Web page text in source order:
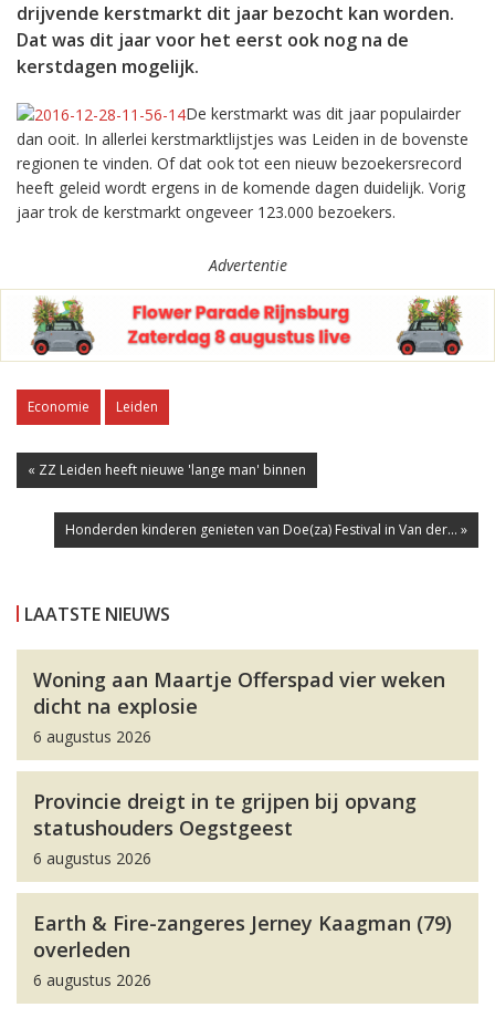
drijvende kerstmarkt dit jaar bezocht kan worden.
Dat was dit jaar voor het eerst ook nog na de
kerstdagen mogelijk.
De kerstmarkt was dit jaar populairder
dan ooit. In allerlei kerstmarktlijstjes was Leiden in de bovenste
regionen te vinden. Of dat ook tot een nieuw bezoekersrecord
heeft geleid wordt ergens in de komende dagen duidelijk. Vorig
jaar trok de kerstmarkt ongeveer 123.000 bezoekers.
Advertentie
Economie Leiden
« ZZ Leiden heeft nieuwe 'lange man' binnen
Honderden kinderen genieten van Doe(za) Festival in Van der... »
LAATSTE NIEUWS
Woning aan Maartje Offerspad vier weken
dicht na explosie
6 augustus 2026
Provincie dreigt in te grijpen bij opvang
statushouders Oegstgeest
6 augustus 2026
Earth & Fire-zangeres Jerney Kaagman (79)
overleden
6 augustus 2026